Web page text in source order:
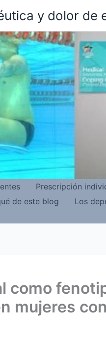
y dolor de
Prescripción
de este blog
Los
como
mujeres con